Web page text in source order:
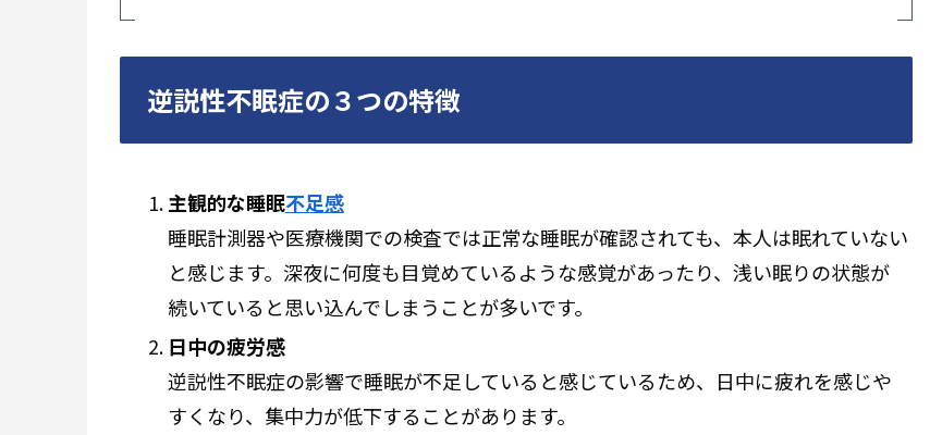
逆説性不眠症の３つの特徴
主観的な睡眠不足感
睡眠計測器や医療機関での検査では正常な睡眠が確認されても、本人は眠れていない
と感じます。深夜に何度も目覚めているような感覚があったり、浅い眠りの状態が
続いていると思い込んでしまうことが多いです。
日中の疲労感
逆説性不眠症の影響で睡眠が不足していると感じているため、日中に疲れを感じや
すくなり、集中力が低下することがあります。